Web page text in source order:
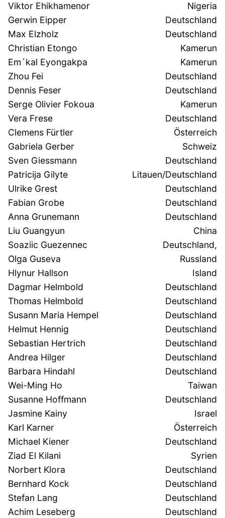
Viktor Ehikhamenor
Nigeria
Gerwin Eipper
Deutschland
Max Elzholz
Deutschland
Christian Etongo
Kamerun
Em´kal Eyongakpa
Kamerun
Zhou Fei
Deutschland
Dennis Feser
Deutschland
Serge Olivier Fokoua
Kamerun
Vera Frese
Deutschland
Clemens Fürtler
Österreich
Gabriela Gerber
Schweiz
Sven Giessmann
Deutschland
Patricija Gilyte
Litauen/Deutschland
Ulrike Grest
Deutschland
Fabian Grobe
Deutschland
Anna Grunemann
Deutschland
Liu Guangyun
China
Soaziic Guezennec
Deutschland,
Olga Guseva
Russland
Hlynur Hallson
Island
Dagmar Helmbold
Deutschland
Thomas Helmbold
Deutschland
Susann Maria Hempel
Deutschland
Helmut Hennig
Deutschland
Sebastian Hertrich
Deutschland
Andrea Hilger
Deutschland
Barbara Hindahl
Deutschland
Wei-Ming Ho
Taiwan
Susanne Hoffmann
Deutschland
Jasmine Kainy
Israel
Karl Karner
Österreich
Michael Kiener
Deutschland
Ziad El Kilani
Syrien
Norbert Klora
Deutschland
Bernhard Kock
Deutschland
Stefan Lang
Deutschland
Achim Leseberg
Deutschland